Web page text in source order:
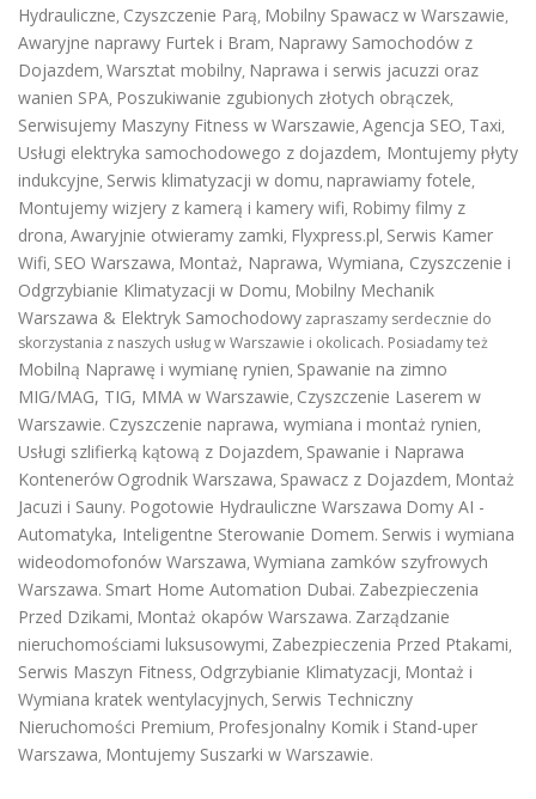
Hydrauliczne, Czyszczenie Parą, Mobilny Spawacz w Warszawie,
Awaryjne naprawy Furtek i Bram, Naprawy Samochodów z
Dojazdem, Warsztat mobilny, Naprawa i serwis jacuzzi oraz
wanien SPA, Poszukiwanie zgubionych złotych obrączek,
Serwisujemy Maszyny Fitness w Warszawie, Agencja SEO, Taxi,
Usługi elektryka samochodowego z dojazdem, Montujemy płyty
indukcyjne, Serwis klimatyzacji w domu, naprawiamy fotele,
Montujemy wizjery z kamerą i kamery wifi, Robimy filmy z
drona, Awaryjnie otwieramy zamki, Flyxpress.pl, Serwis Kamer
Wifi, SEO Warszawa, Montaż, Naprawa, Wymiana, Czyszczenie i
Odgrzybianie Klimatyzacji w Domu, Mobilny Mechanik
Warszawa & Elektryk Samochodowy zapraszamy serdecznie do
skorzystania z naszych usług w Warszawie i okolicach. Posiadamy też
Mobilną Naprawę i wymianę rynien, Spawanie na zimno
MIG/MAG, TIG, MMA w Warszawie, Czyszczenie Laserem w
Warszawie. Czyszczenie naprawa, wymiana i montaż rynien,
Usługi szlifierką kątową z Dojazdem, Spawanie i Naprawa
Kontenerów Ogrodnik Warszawa, Spawacz z Dojazdem, Montaż
Jacuzi i Sauny. Pogotowie Hydrauliczne Warszawa Domy AI -
Automatyka, Inteligentne Sterowanie Domem. Serwis i wymiana
wideodomofonów Warszawa, Wymiana zamków szyfrowych
Warszawa. Smart Home Automation Dubai. Zabezpieczenia
Przed Dzikami, Montaż okapów Warszawa. Zarządzanie
nieruchomościami luksusowymi, Zabezpieczenia Przed Ptakami,
Serwis Maszyn Fitness, Odgrzybianie Klimatyzacji, Montaż i
Wymiana kratek wentylacyjnych, Serwis Techniczny
Nieruchomości Premium, Profesjonalny Komik i Stand-uper
Warszawa, Montujemy Suszarki w Warszawie.